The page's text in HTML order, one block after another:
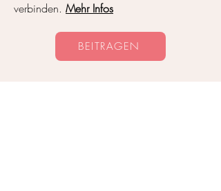
verbinden. Mehr Infos
BEITRAGEN